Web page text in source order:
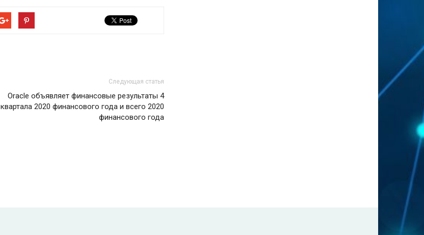
Следующая статья
Oracle объявляет финансовые результаты 4
квартала 2020 финансового года и всего 2020
финансового года